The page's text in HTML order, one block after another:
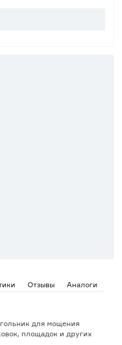
Отзывы Аналоги
для мощения
площадок и других